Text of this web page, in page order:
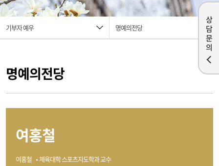
상담 문의
기부자 예우 명예의전당
명예의전당
여홍철
여홍철 체육대학 스포츠지도학과 교수